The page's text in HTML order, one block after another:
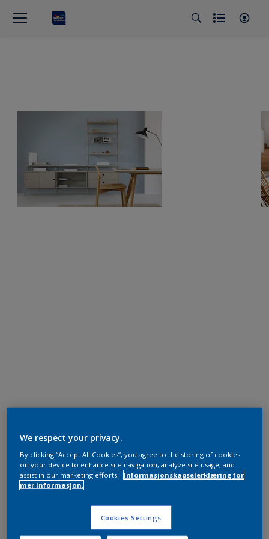
We respect your privacy.
By clicking “Accept All Cookies”, you agree to the storing of cookies
on your device to enhance site navigation, analyze site usage, and
assist in our marketing efforts.
Informasjonskapselerklæring for
mer informasjon.
Cookies Settings